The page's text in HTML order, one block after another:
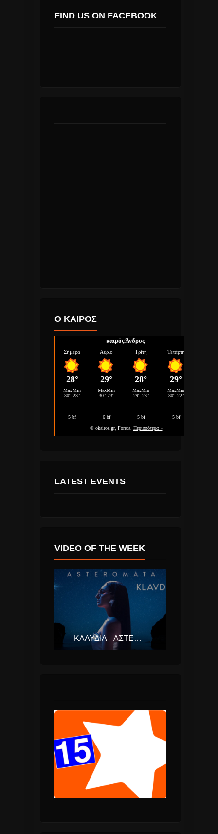
FIND US ON FACEBOOK
Ο ΚΑΙΡΟΣ
καιρός Άνδρος
LATEST EVENTS
VIDEO OF THE WEEK
ΚΛΑΥΔΊΑ – ΑΣΤΕΡΟΜΆΤΑ (EUROVISION ΕΛΛΆΔΑ 2025)